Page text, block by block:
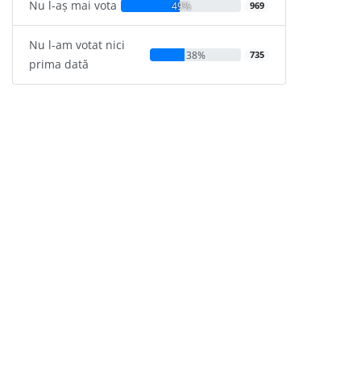
Nu l-aș mai vota 49% 969
Nu l-am votat nici
prima dată
38% 735